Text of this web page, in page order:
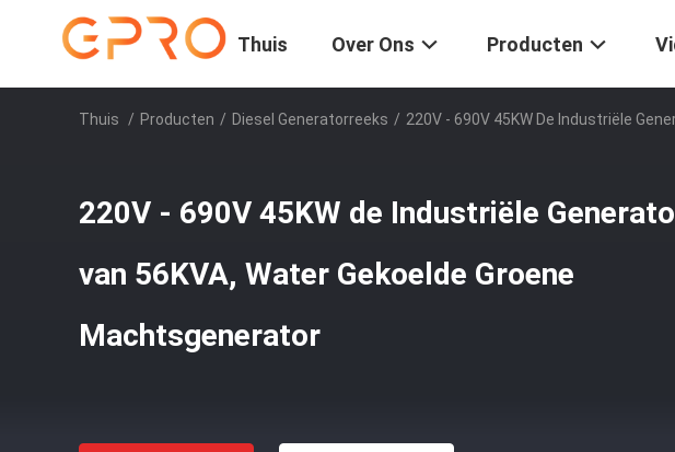
Thuis Over Ons Producten
Thuis / Producten / Diesel Generatorreeks / 220V - 690V 45KW De Industriële
220V - 690V 45KW de Industriële
van 56KVA, Water Gekoelde Groene
Machtsgenerator